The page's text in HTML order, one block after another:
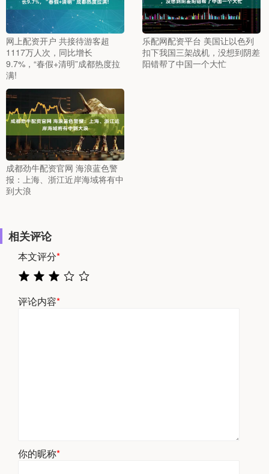
网上配资开户 共接待游客超
1117万人次，同比增长
9.7%，“春假+清明”成都热度拉
满!
乐配网配资平台 美国让以色列
扣下我国三架战机，没想到阴差
阳错帮了中国一个大忙
成都劲牛配资官网 海浪蓝色警
报：上海、浙江近岸海域将有中
到大浪
相关评论
本文评分*
评论内容*
你的昵称*